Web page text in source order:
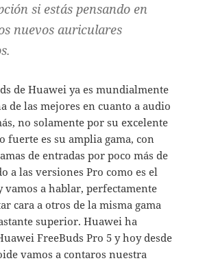
si estás pensando en
nuevos auriculares
de Huawei ya es mundialmente
de las mejores en cuanto a audio
no solamente por su excelente
fuerte es su amplia gama, con
de entradas por poco más de
a las versiones Pro como es el
vamos a hablar, perfectamente
cara a otros de la misma gama
superior. Huawei ha
FreeBuds Pro 5 y hoy desde
vamos a contaros nuestra